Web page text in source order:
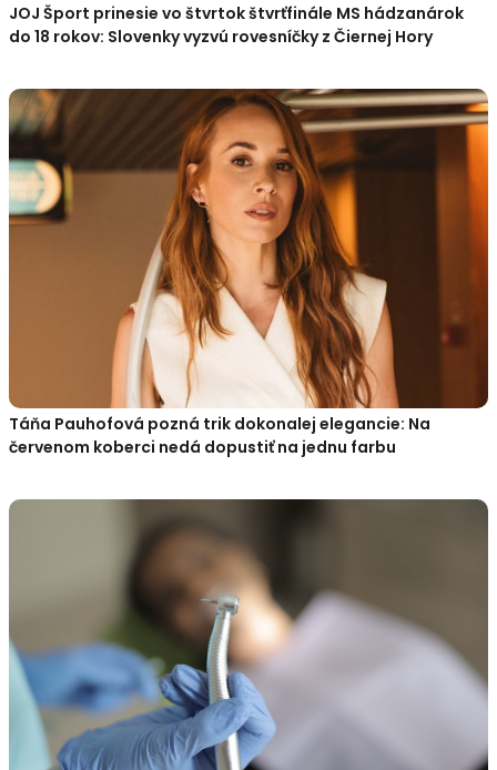
JOJ Šport prinesie vo štvrtok štvrťfinále MS hádzanárok
do 18 rokov: Slovenky vyzvú rovesníčky z Čiernej Hory
Táňa Pauhofová pozná trik dokonalej elegancie: Na
červenom koberci nedá dopustiť na jednu farbu